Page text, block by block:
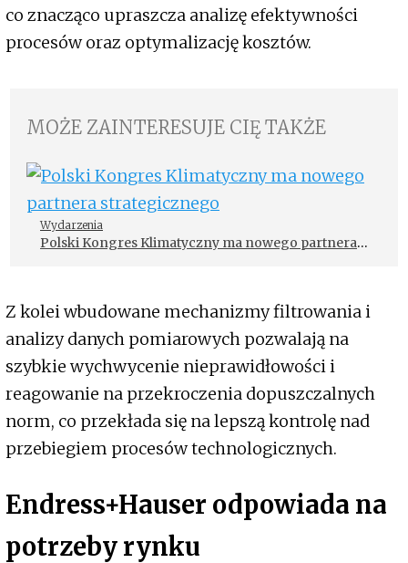
co znacząco upraszcza analizę efektywności
procesów oraz optymalizację kosztów.
MOŻE ZAINTERESUJE CIĘ TAKŻE
Wydarzenia
Polski Kongres Klimatyczny ma nowego partnera
Z kolei wbudowane mechanizmy filtrowania i
analizy danych pomiarowych pozwalają na
szybkie wychwycenie nieprawidłowości i
reagowanie na przekroczenia dopuszczalnych
norm, co przekłada się na lepszą kontrolę nad
przebiegiem procesów technologicznych.
Endress+Hauser odpowiada na
potrzeby rynku